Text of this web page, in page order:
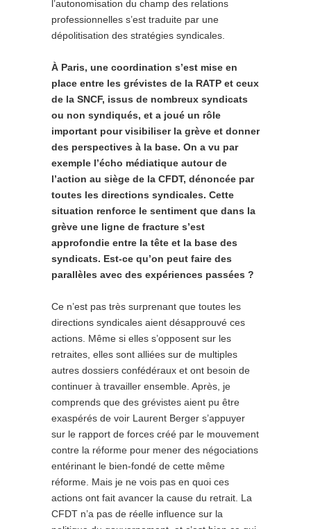
l’autonomisation du champ des relations
professionnelles s’est traduite par une
dépolitisation des stratégies syndicales.
À Paris, une coordination s’est mise en
place entre les grévistes de la RATP et ceux
de la SNCF, issus de nombreux syndicats
ou non syndiqués, et a joué un rôle
important pour visibiliser la grève et donner
des perspectives à la base. On a vu par
exemple l’écho médiatique autour de
l’action au siège de la CFDT, dénoncée par
toutes les directions syndicales. Cette
situation renforce le sentiment que dans la
grève une ligne de fracture s’est
approfondie entre la tête et la base des
syndicats. Est-ce qu’on peut faire des
parallèles avec des expériences passées ?
Ce n’est pas très surprenant que toutes les
directions syndicales aient désapprouvé ces
actions. Même si elles s’opposent sur les
retraites, elles sont alliées sur de multiples
autres dossiers confédéraux et ont besoin de
continuer à travailler ensemble. Après, je
comprends que des grévistes aient pu être
exaspérés de voir Laurent Berger s’appuyer
sur le rapport de forces créé par le mouvement
contre la réforme pour mener des négociations
entérinant le bien-fondé de cette même
réforme. Mais je ne vois pas en quoi ces
actions ont fait avancer la cause du retrait. La
CFDT n’a pas de réelle influence sur la